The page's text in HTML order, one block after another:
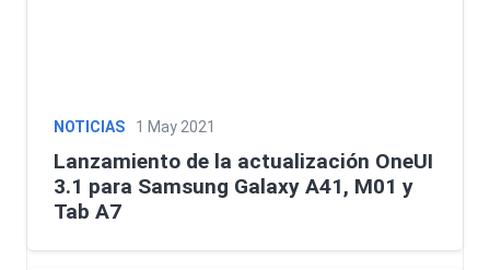
NOTICIAS 1 May 2021
Lanzamiento de la actualización OneUI
3.1 para Samsung Galaxy A41, M01 y
Tab A7